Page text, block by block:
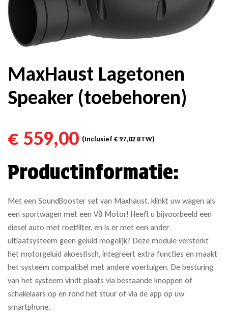
MaxHaust Lagetonen
Speaker (toebehoren)
€ 559,00 (Inclusief € 97,02 BTW)
Productinformatie:
Met een SoundBooster set van Maxhaust, klinkt uw wagen als
een sportwagen met een V8 Motor! Heeft u bijvoorbeeld een
diesel auto met roetfilter, en is er met een ander
uitlaatsysteem geen geluid mogelijk? Deze module versterkt
het motorgeluid akoestisch, integreert extra functies en maakt
het systeem compatibel met andere voertuigen. De besturing
van het systeem vindt plaats via bestaande knoppen of
schakelaars op en rond het stuur of via de app op uw
smartphone.